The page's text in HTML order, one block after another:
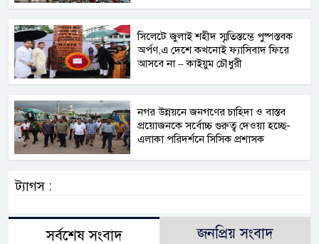
সিলেটে জুলাই শহীদ স্মৃতিস্তম্ভে পুষ্পস্তবক
অর্পণ,এ দেশে কখনোই ফ্যাসিবাদ ফিরে
আসবে না – কাইয়ুম চৌধুরী
নগর উন্নয়নে জনগণের চাহিদা ও বাস্তব
প্রয়োজনকে সর্বোচ্চ গুরুত্ব দেওয়া হচ্ছে-
এলাকা পরিদর্শনে সিসিক প্রশাসক
ট্যাগস :
সর্বশেষ সংবাদ জনপ্রিয় সংবাদ